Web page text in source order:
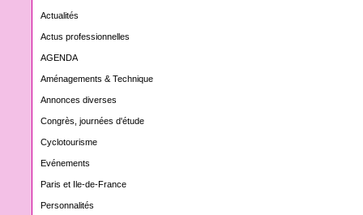
Actualités
Actus professionnelles
AGENDA
Aménagements & Technique
Annonces diverses
Congrès, journées d'étude
Cyclotourisme
Evénements
Paris et Ile-de-France
Personnalités